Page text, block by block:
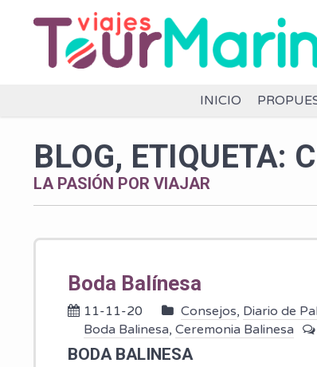
INICIO
BLOG, ETIQUETA:
LA PASIÓN POR VIAJAR
Boda Balínesa
11-11-20 Consejos, Diario de
Boda Balinesa, Ceremonia Balinesa
BODA BALINESA